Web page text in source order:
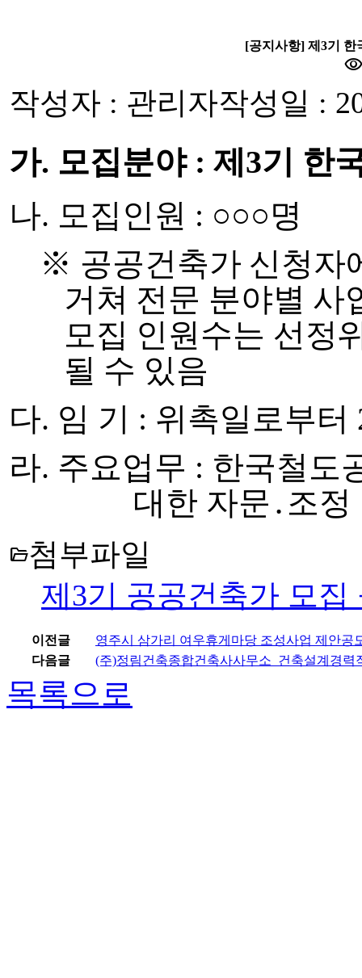
[공지사항] 제3기 한
작성자 : 관리자작성일 :
가. 모집분야 : 제3기 한
나. 모집인원 : ○○○명
※ 공공건축가 신청자
거쳐 전문 분야별 사
모집 인원수는 선정
될 수 있음
다. 임 기 : 위촉일로부터
라. 주요업무 : 한국철도
대한 자문 ․ 조정
folder_open첨부파일
제3기 공공건축가 모집
이전글
영주시 삼가리 여우휴게마당 조성사업 제안공
다음글
(주)정림건축종합건축사사무소_건축설계경력
목록으로